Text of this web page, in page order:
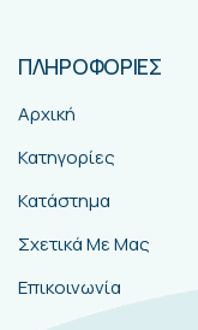
ΠΛΗΡΟΦΟΡΙΕΣ
Αρχική
Κατηγορίες
Κατάστημα
Σχετικά Με Μας
Επικοινωνία